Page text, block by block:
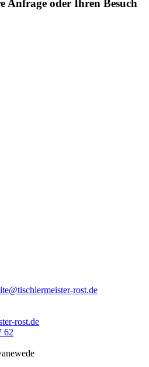
Anfrage oder Ihren Besuch
rost.de
rost.de
62